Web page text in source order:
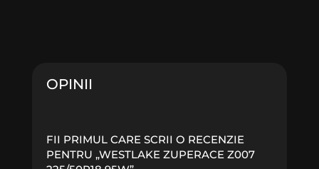
OPINII
FII PRIMUL CARE SCRII O RECENZIE
PENTRU „WESTLAKE ZUPERACE Z007